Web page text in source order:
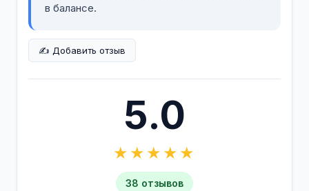
в балансе.
✍️ Добавить отзыв
5.0
★★★★★
38 отзывов